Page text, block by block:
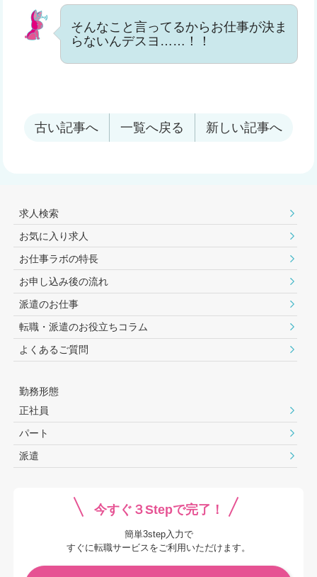
そんなこと言ってるからお仕事が決ま
らないんデスヨ……！！
古い記事へ 一覧へ戻る 新しい記事へ
求人検索
お気に入り求人
お仕事ラボの特長
お申し込み後の流れ
派遣のお仕事
転職・派遣のお役⽴ちコラム
よくあるご質問
勤務形態
正社員
パート
派遣
今すぐ３Stepで完了！
簡単3step入力で
すぐに転職サービスをご利用いただけます。